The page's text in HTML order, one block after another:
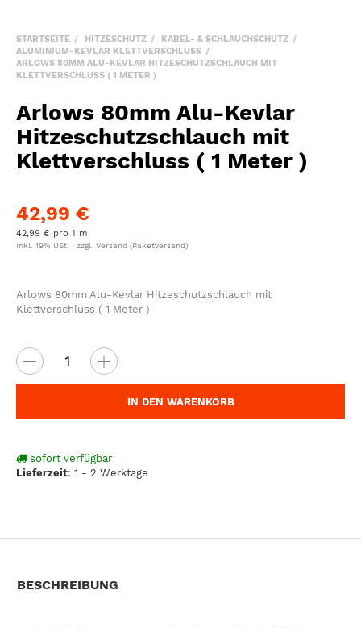
STARTSEITE HITZESCHUTZ
KABEL- & SCHLAUCHSCHUTZ
ALUMINIUM-KEVLAR KLETTVERSCHLUSS
ARLOWS 80MM ALU-KEVLAR HITZESCHUTZSCHLAUCH MIT
KLETTVERSCHLUSS ( 1 METER )
Arlows 80mm Alu-Kevlar
Hitzeschutzschlauch mit
Klettverschluss ( 1 Meter )
42,99 €
42,99 € pro 1 m
inkl. 19% USt. , zzgl. Versand (Paketversand)
Arlows 80mm Alu-Kevlar Hitzeschutzschlauch mit
Klettverschluss ( 1 Meter )
IN DEN WARENKORB
sofort verfügbar
Lieferzeit: 1 - 2 Werktage
BESCHREIBUNG